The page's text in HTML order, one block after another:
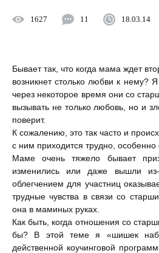
1627 11 18.03.14
Бывает так, что когда мама ждет
возникнет столько любви к нему?
через некоторое время они со
вызывать не только любовь, но и
поверит.
К сожалению, это так часто и
с ним приходится трудно,
Маме очень тяжело бывает
изменились или даже вышли
облегчением для участниц
трудные чувства в связи со
она в маминых руках.
Как быть, когда отношения со
бы? В этой теме я «шишек
действенной коучинговой
Измена
Развод
Кинозал
Сделать семью дружной
Воспитать детей счастливыми